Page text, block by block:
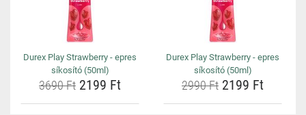
Durex Play Strawberry - epres
síkosító (50ml)
3690 Ft 2199 Ft
Durex Play Strawberry - epres
síkosító (50ml)
2990 Ft 2199 Ft